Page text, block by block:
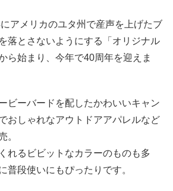
アメリカのユタ州で産声を上げたブ
落とさないようにする「オリジナル
ら始まり、今年で40周年を迎えま
ビーバードを配したかわいいキャン
おしゃれなアウトドアアパレルなど
。
れるビビットなカラーのものも多
普段使いにもぴったりです。